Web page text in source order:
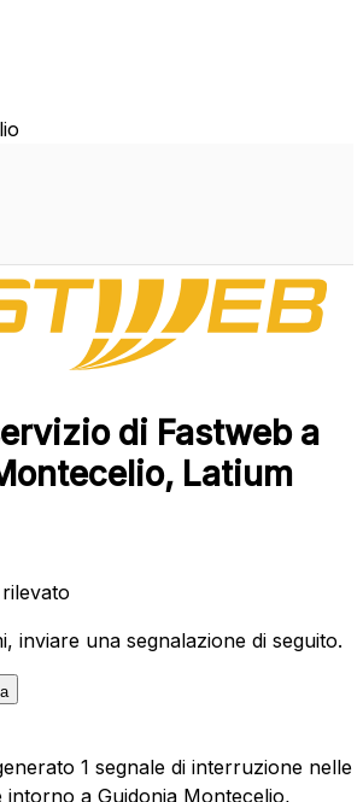
di Fastweb a
Latium
inviare una segnalazione di seguito.
1 segnale di interruzione nelle
intorno a Guidonia Montecelio,